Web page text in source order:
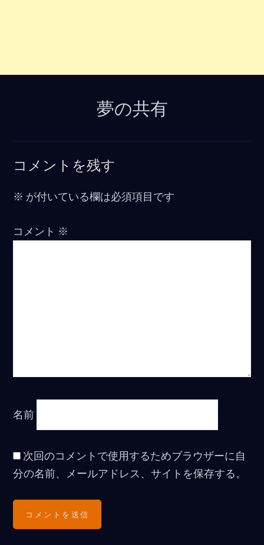
夢の共有
コメントを残す
※ が付いている欄は必須項目です
コメント ※
名前
次回のコメントで使用するためブラウザーに自
分の名前、メールアドレス、サイトを保存する。